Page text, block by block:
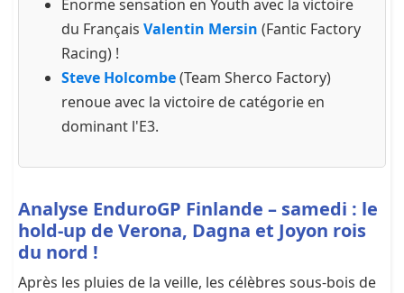
Énorme sensation en Youth avec la victoire
du Français Valentin Mersin (Fantic Factory
Racing) !
Steve Holcombe(Team Sherco Factory)
renoue avec la victoire de catégorie en
dominant l'E3.
Analyse EnduroGP Finlande – samedi : le
hold-up de Verona, Dagna et Joyon rois
du nord !
Après les pluies de la veille, les célèbres sous-bois de